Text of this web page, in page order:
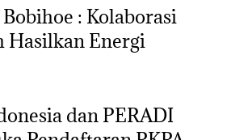
: Kolaborasi
Hasilkan Energi
dan PERADI